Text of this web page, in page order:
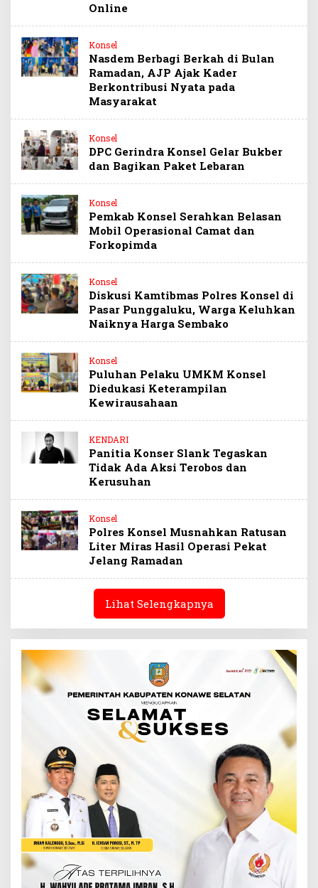
Online
Konsel
Nasdem Berbagi Berkah di Bulan
Ramadan, AJP Ajak Kader
Berkontribusi Nyata pada
Masyarakat
Konsel
DPC Gerindra Konsel Gelar Bukber
dan Bagikan Paket Lebaran
Konsel
Pemkab Konsel Serahkan Belasan
Mobil Operasional Camat dan
Forkopimda
Konsel
Diskusi Kamtibmas Polres Konsel di
Pasar Punggaluku, Warga Keluhkan
Naiknya Harga Sembako
Konsel
Puluhan Pelaku UMKM Konsel
Diedukasi Keterampilan
Kewirausahaan
KENDARI
Panitia Konser Slank Tegaskan
Tidak Ada Aksi Terobos dan
Kerusuhan
Konsel
Polres Konsel Musnahkan Ratusan
Liter Miras Hasil Operasi Pekat
Jelang Ramadan
Lihat Selengkapnya